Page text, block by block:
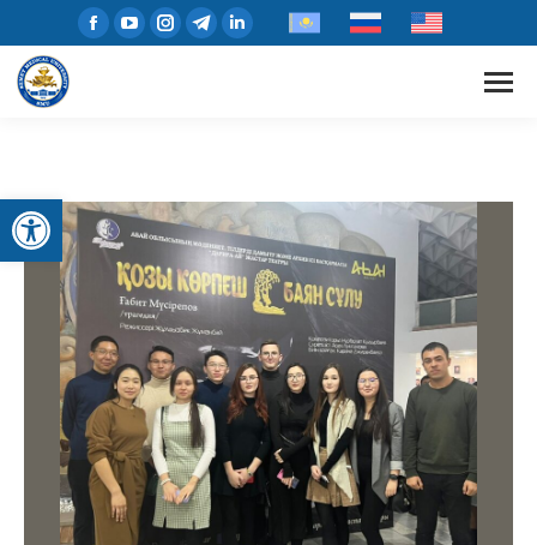
Open toolbar